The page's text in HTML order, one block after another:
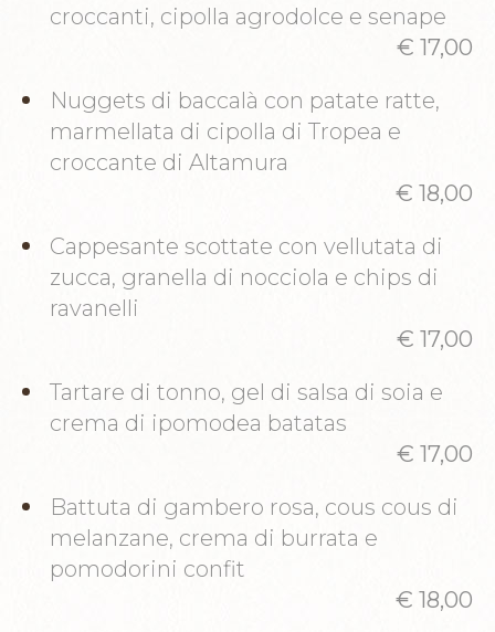
croccanti, cipolla agrodolce e senape
€ 17,00
Nuggets di baccalà con patate ratte,
marmellata di cipolla di Tropea e
croccante di Altamura
€ 18,00
Cappesante scottate con vellutata di
zucca, granella di nocciola e chips di
ravanelli
€ 17,00
Tartare di tonno, gel di salsa di soia e
crema di ipomodea batatas
€ 17,00
Battuta di gambero rosa, cous cous di
melanzane, crema di burrata e
pomodorini confit
€ 18,00